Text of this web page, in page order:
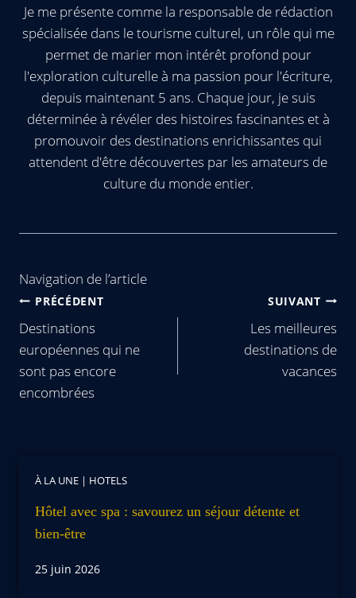
Je me présente comme la responsable de rédaction
spécialisée dans le tourisme culturel, un rôle qui me
permet de marier mon intérêt profond pour
l'exploration culturelle à ma passion pour l'écriture,
depuis maintenant 5 ans. Chaque jour, je suis
déterminée à révéler des histoires fascinantes et à
promouvoir des destinations enrichissantes qui
attendent d'être découvertes par les amateurs de
culture du monde entier.
Navigation de l’article
PRÉCÉDENT
Destinations
européennes qui ne
sont pas encore
encombrées
SUIVANT
Les meilleures
destinations de
vacances
À LA UNE | HOTELS
Hôtel avec spa : savourez un séjour détente et
bien-être
25 juin 2026